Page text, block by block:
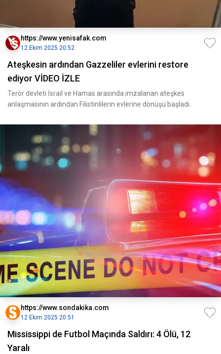
https://www.yenisafak.com
12 Ekim 2025 20:52
Ateşkesin ardından Gazzeliler evlerini restore
ediyor VİDEO İZLE
Terör devleti İsrail ve Hamas arasında imzalanan ateşkes
anlaşmasının ardından Filistinlilerin evlerine dönüşü başladı.
https://www.sondakika.com
12 Ekim 2025 20:51
Mississippi de Futbol Maçında Saldırı: 4 Ölü, 12
Yaralı